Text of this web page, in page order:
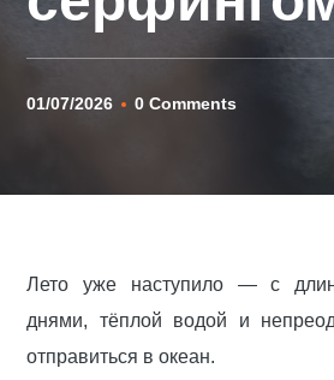
01/07/2026 0 Comments
Лето уже наступило — с
днями, тёплой водой и
отправиться в океан.